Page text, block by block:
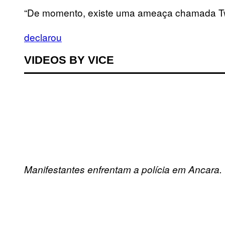
“De momento, existe uma ameaça chamada
declarou
VIDEOS BY VICE
Manifestantes enfrentam a polícia em Ancara.